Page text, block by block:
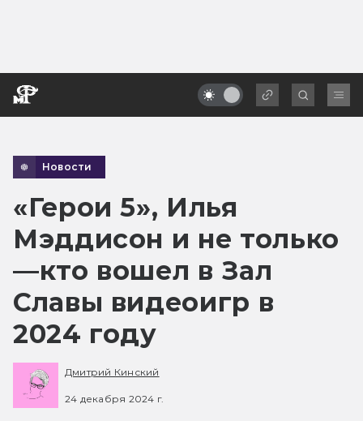
Новости
«Герои 5», Илья
Мэддисон и не только
—кто вошел в Зал
Славы видеоигр в
2024 году
Дмитрий Кинский
24 декабря 2024 г.